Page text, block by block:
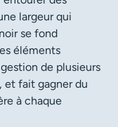
largeur qui
se fond
éléments
de plusieurs
et fait gagner du
à chaque